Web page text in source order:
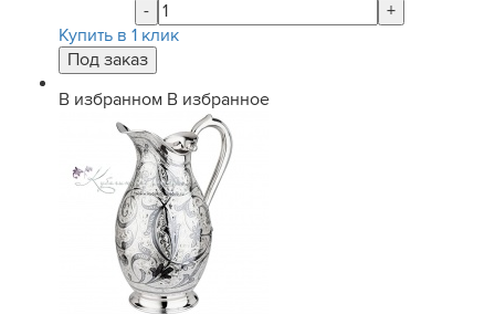
-
+
Купить в 1 клик
В избранном В избранное